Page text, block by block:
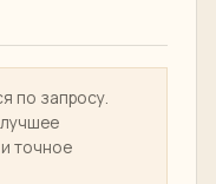
по запросу.
точное